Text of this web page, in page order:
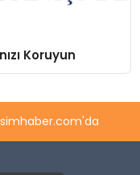
Koruyun